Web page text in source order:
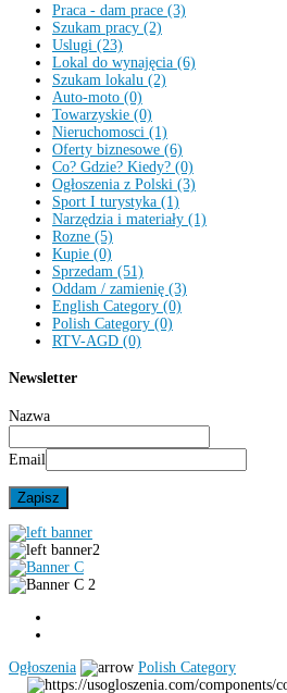
Praca - dam prace (3)
Szukam pracy (2)
Uslugi (23)
Lokal do wynajęcia (6)
Szukam lokalu (2)
Auto-moto (0)
Towarzyskie (0)
Nieruchomosci (1)
Oferty biznesowe (6)
Co? Gdzie? Kiedy? (0)
Ogłoszenia z Polski (3)
Sport I turystyka (1)
Narzędzia i materiały (1)
Rozne (5)
Kupie (0)
Sprzedam (51)
Oddam / zamienię (3)
English Category (0)
Polish Category (0)
RTV-AGD (0)
Newsletter
Nazwa
Email
Ogłoszenia Polish Category